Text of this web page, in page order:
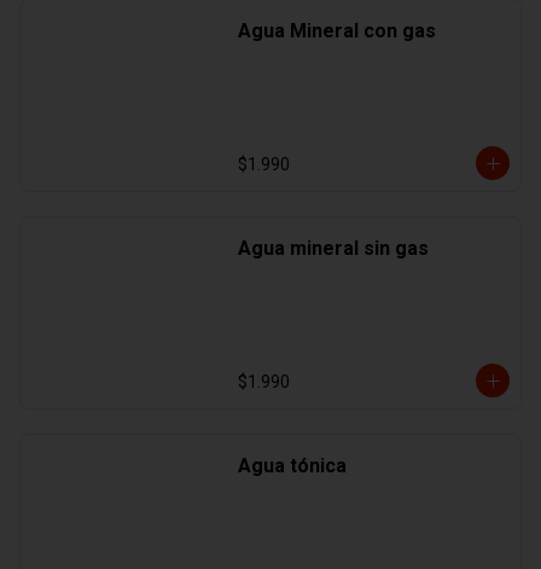
Agua Mineral con gas
$1.990
Agua mineral sin gas
$1.990
Agua tónica